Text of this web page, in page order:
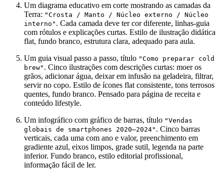
Um diagrama educativo em corte mostrando as camadas da
Terra: "Crosta / Manto / Núcleo externo / Núcleo
interno" . Cada camada deve ter cor diferente, linhas-guia
com rótulos e explicações curtas. Estilo de ilustração didática
flat, fundo branco, estrutura clara, adequado para aula.
Um guia visual passo a passo, título "Como preparar cold
brew" . Cinco ilustrações com descrições curtas: moer os
grãos, adicionar água, deixar em infusão na geladeira, filtrar,
servir no copo. Estilo de ícones flat consistente, tons terrosos
quentes, fundo branco. Pensado para página de receita e
conteúdo lifestyle.
Um infográfico com gráfico de barras, título "Vendas
globais de smartphones 2020–2024" . Cinco barras
verticais, cada uma com ano e valor, preenchimento em
gradiente azul, eixos limpos, grade sutil, legenda na parte
inferior. Fundo branco, estilo editorial profissional,
informação fácil de ler.